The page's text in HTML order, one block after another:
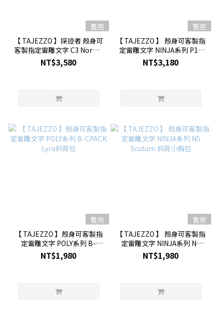
售完
【 TAJEZZO 】探迹者 殼身可
客製指定雷雕文字 C3 Norma
超薄後背包
NT$3,580
售完
【 TAJEZZO 】 殼身可客製指
定雷雕文字 NINJA系列 P11
Scutum斜背包升級版
NT$3,180
售完
【 TAJEZZO 】殼身可客製指
定雷雕文字 POLY系列 B-
CPACK Lyra斜背包
NT$1,980
售完
【 TAJEZZO 】 殼身可客製指
定雷雕文字 NINJA系列 N5
Scutum 斜背小胸包
NT$1,980